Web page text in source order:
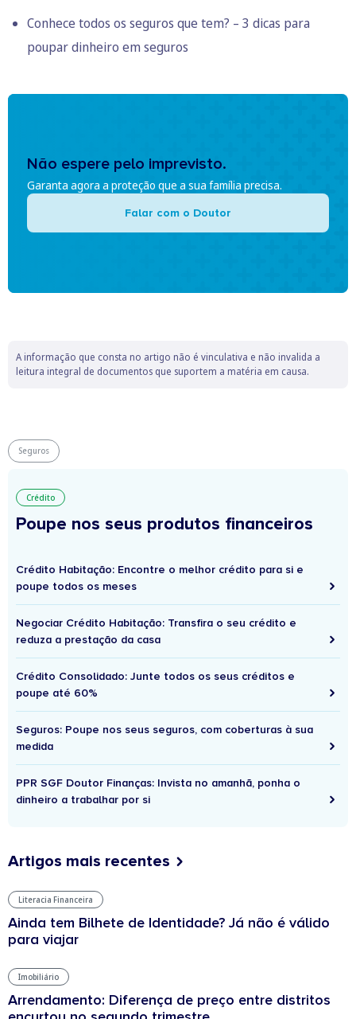
Conhece todos os seguros que tem? – 3 dicas para
poupar dinheiro em seguros
Não espere pelo imprevisto.
Garanta agora a proteção que a sua família precisa.
Falar com o Doutor
A informação que consta no artigo não é vinculativa e não invalida a
leitura integral de documentos que suportem a matéria em causa.
Seguros
Crédito
Poupe nos seus produtos financeiros
Crédito Habitação: Encontre o melhor crédito para si e
poupe todos os meses
Negociar Crédito Habitação: Transfira o seu crédito e
reduza a prestação da casa
Crédito Consolidado: Junte todos os seus créditos e
poupe até 60%
Seguros: Poupe nos seus seguros, com coberturas à sua
medida
PPR SGF Doutor Finanças: Invista no amanhã, ponha o
dinheiro a trabalhar por si
Artigos mais recentes
Literacia Financeira
Ainda tem Bilhete de Identidade? Já não é válido
para viajar
Imobiliário
Arrendamento: Diferença de preço entre distritos